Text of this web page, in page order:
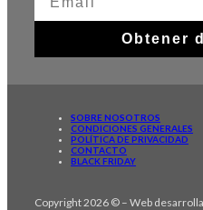
Obtener
SOBRE NOSOTROS
CONDICIONES GENERALES
POLÍTICA DE PRIVACIDAD
CONTACTO
BLACK FRIDAY
Copyright 2026 © – Web